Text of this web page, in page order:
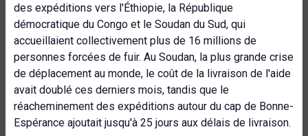
des expéditions vers l'Éthiopie, la République
démocratique du Congo et le Soudan du Sud, qui
accueillaient collectivement plus de 16 millions de
personnes forcées de fuir. Au Soudan, la plus grande crise
de déplacement au monde, le coût de la livraison de l'aide
avait doublé ces derniers mois, tandis que le
réacheminement des expéditions autour du cap de Bonne-
Espérance ajoutait jusqu'à 25 jours aux délais de livraison.